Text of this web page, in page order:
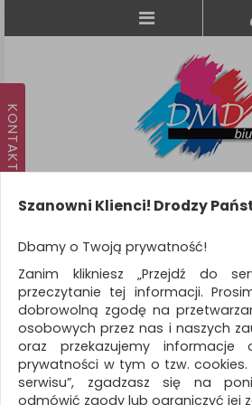
KATEGORIE
WSZYSTKIE KATEGORIE
FILTRY
Szanowni Klienci! Drodzy
Dbamy o Twoją prywatność!
Zanim klikniesz „Przejdź do
przeczytanie tej informacji.
dobrowolną zgodę na
osobowych przez nas i naszych
oraz przekazujemy informacje
prywatności w tym o tzw. cookies.
serwisu”, zgadzasz się na
odmówić zgody lub ograniczyć jej